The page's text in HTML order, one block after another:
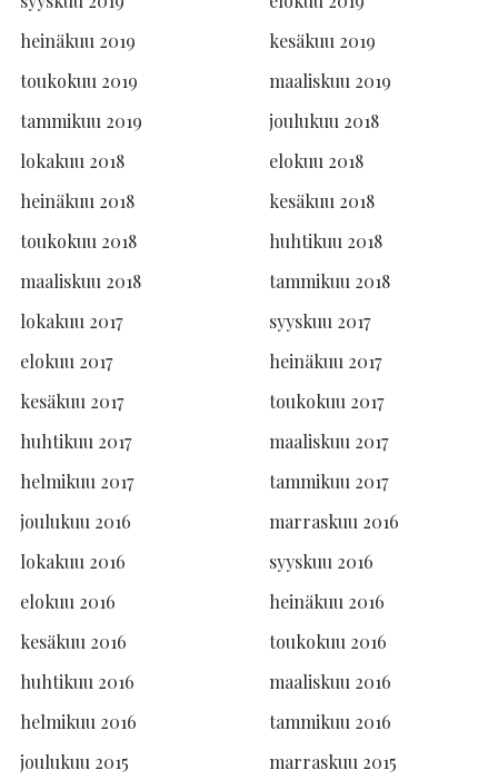
heinäkuu 2019
kesäkuu 2019
toukokuu 2019
maaliskuu 2019
tammikuu 2019
joulukuu 2018
lokakuu 2018
elokuu 2018
heinäkuu 2018
kesäkuu 2018
toukokuu 2018
huhtikuu 2018
maaliskuu 2018
tammikuu 2018
lokakuu 2017
syyskuu 2017
elokuu 2017
heinäkuu 2017
kesäkuu 2017
toukokuu 2017
huhtikuu 2017
maaliskuu 2017
helmikuu 2017
tammikuu 2017
joulukuu 2016
marraskuu 2016
lokakuu 2016
syyskuu 2016
elokuu 2016
heinäkuu 2016
kesäkuu 2016
toukokuu 2016
huhtikuu 2016
maaliskuu 2016
helmikuu 2016
tammikuu 2016
joulukuu 2015
marraskuu 2015